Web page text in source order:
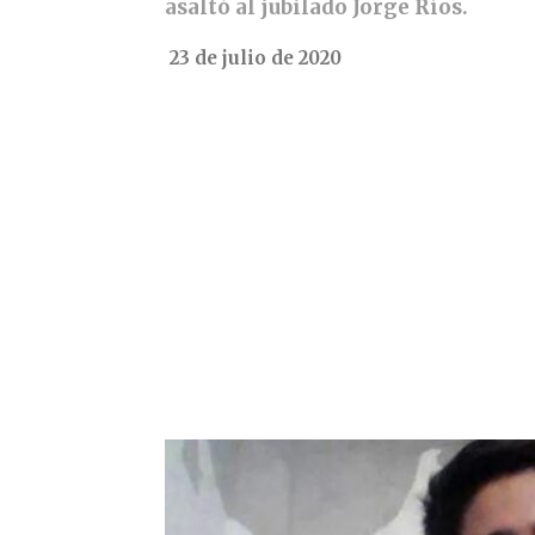
asaltó al jubilado Jorge Ríos.
23 de julio de 2020